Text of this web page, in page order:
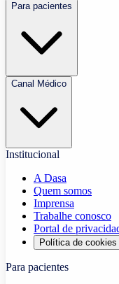
Para pacientes
Canal Médico
Institucional
A Dasa
Quem somos
Imprensa
Trabalhe conosco
Portal de
Política de cookies
Para pacientes